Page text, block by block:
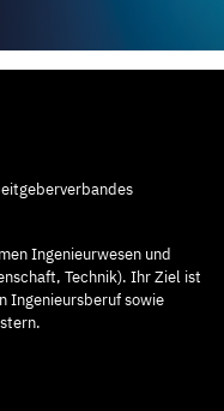
Ingenieurwesen und
Technik). Ihr Ziel ist
Ingenieursberuf sowie